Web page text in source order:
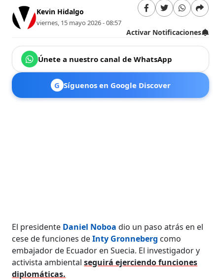
Kevin Hidalgo
viernes, 15 mayo 2026 - 08:57
Activar Notificaciones
Únete a nuestro canal de WhatsApp
G Síguenos en Google Discover
El presidente Daniel Noboa dio un paso atrás en el
cese de funciones deInty Gronneberg como
embajador de Ecuador en Suecia. El investigador y
activista ambientalseguirá ejerciendo funciones
diplomáticas.